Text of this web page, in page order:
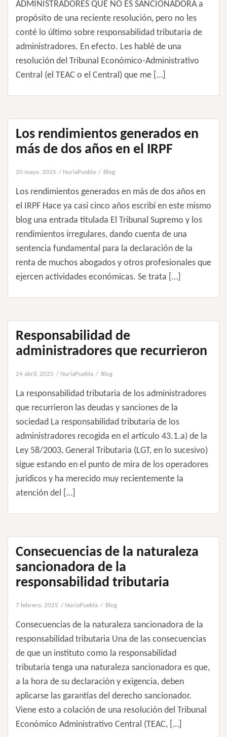
ADMINISTRADORES QUE NO ES SANCIONADORA a
propósito de una reciente resolución, pero no les
conté lo último sobre responsabilidad tributaria de
administradores. En efecto. Les hablé de una
resolución del Tribunal Económico-Administrativo
Central (el TEAC o el Central) que me […]
Los rendimientos generados en
más de dos años en el IRPF
20 mayo, 2025 NuriaPuebla Blog
Los rendimientos generados en más de dos años en
el IRPF Hace ya casi cinco años escribí en este mismo
blog una entrada titulada El Tribunal Supremo y los
rendimientos irregulares, dando cuenta de una
sentencia fundamental para la declaración de la
renta de muchos abogados y otros profesionales que
ejercen actividades económicas. Se trata […]
Responsabilidad de
administradores que recurrieron
24 abril, 2025 NuriaPuebla Blog
La responsabilidad tributaria de los administradores
que recurrieron las deudas y sanciones de la
sociedad La responsabilidad tributaria de los
administradores recogida en el artículo 43.1.a) de la
Ley 58/2003, General Tributaria (LGT, en lo sucesivo)
sigue estando en el punto de mira de los operadores
jurídicos y ha merecido muy recientemente la
atención del […]
Consecuencias de la naturaleza
sancionadora de la
responsabilidad tributaria
7 febrero, 2025 NuriaPuebla Blog
Consecuencias de la naturaleza sancionadora de la
responsabilidad tributaria Una de las consecuencias
de que un instituto como la responsabilidad
tributaria tenga una naturaleza sancionadora es que,
a la hora de su declaración y exigencia, deben
aplicarse las garantías del derecho sancionador.
Viene esto a colación de una resolución del Tribunal
Económico Administrativo Central (TEAC, […]